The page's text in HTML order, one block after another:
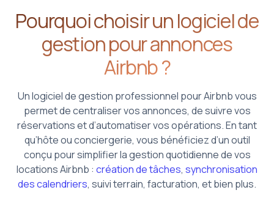
Pourquoi choisir un logiciel de
gestion pour annonces
Airbnb ?
Un logiciel de gestion professionnel pour Airbnb vous
permet de centraliser vos annonces, de suivre vos
réservations et d’automatiser vos opérations. En tant
qu’hôte ou conciergerie, vous bénéficiez d’un outil
conçu pour simplifier la gestion quotidienne de vos
locations Airbnb : création de tâches, synchronisation
des calendriers, suivi terrain, facturation, et bien plus.